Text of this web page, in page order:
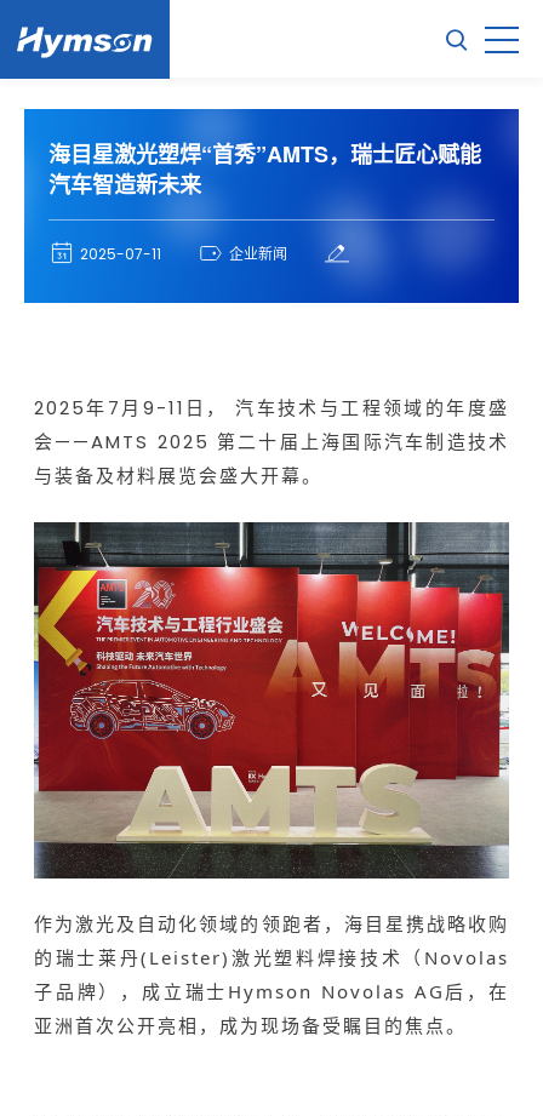
海目星激光塑焊“首秀”AMTS，瑞士匠心赋能
汽车智造新未来
2025-07-11 企业新闻
2025年7月9-11日， 汽车技术与工程领域的年度盛
会——AMTS 2025 第二十届上海国际汽车制造技术
与装备及材料展览会盛大开幕。
作为激光及自动化领域的领跑者，海目星携战略收购
的瑞士莱丹(Leister)激光塑料焊接技术（Novolas
子品牌），成立瑞士Hymson Novolas AG后，在
亚洲首次公开亮相，成为现场备受瞩目的焦点。